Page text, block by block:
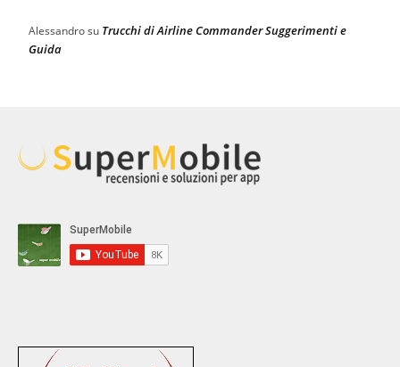
Alessandrosu Trucchi di Airline Commander Suggerimenti e
Guida